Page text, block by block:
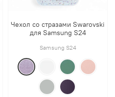
Чехол со стразами Swarovski
для Samsung S24
Samsung S24